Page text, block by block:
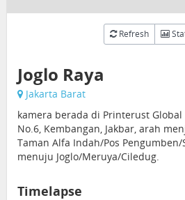
Refresh
Joglo Raya
Jakarta Barat
kamera berada di Printerust Global
No.6, Kembangan, Jakbar, arah
Taman Alfa Indah/Pos
menuju Joglo/Meruya/Ciledug.
Timelapse